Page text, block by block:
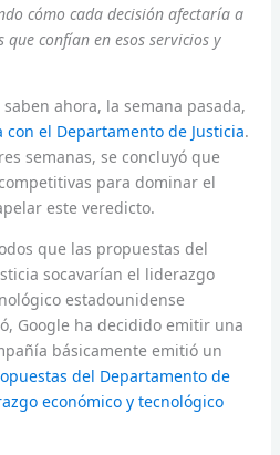
cómo cada decisión afectaría a
confían en esos servicios y
ahora, la semana pasada,
el Departamento de Justicia.
semanas, se concluyó que
para dominar el
este veredicto.
que las propuestas del
socavarían el liderazgo
estadounidense
Google ha decidido emitir una
básicamente emitió un
del Departamento de
económico y tecnológico